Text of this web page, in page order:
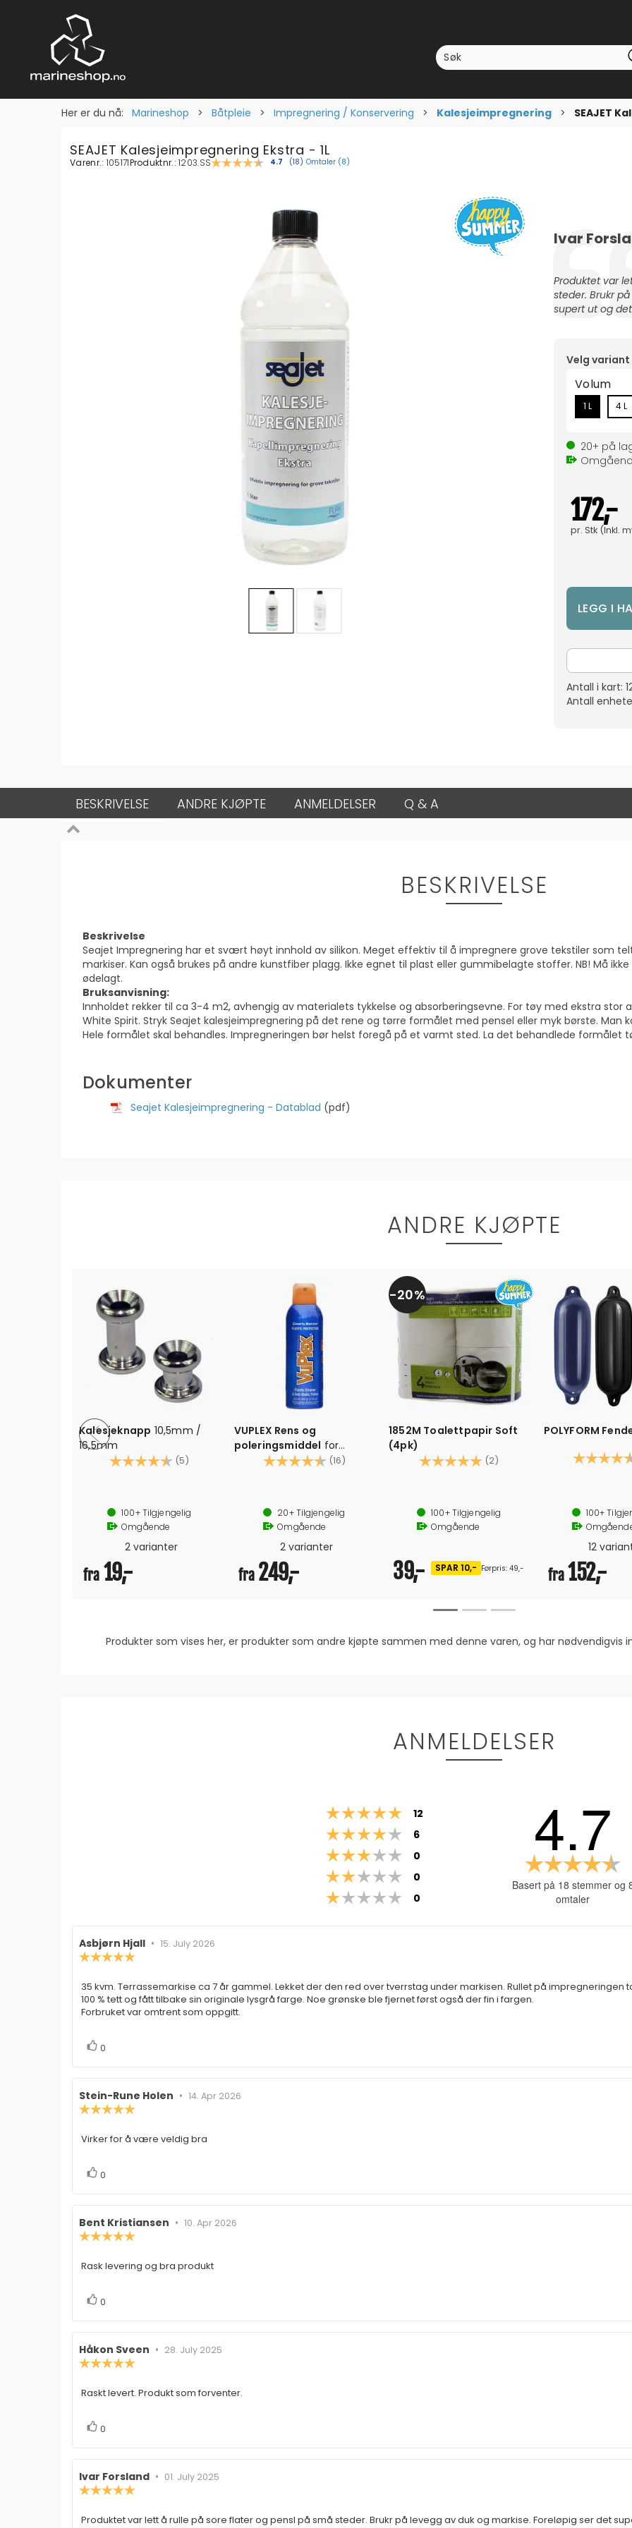
Her er du nå: Marineshop > Båtpleie > Impregnering / Konservering > Kalesjeimpregnering > SEAJET
SEAJET Kalesjeimpregnering Ekstra - 1L
Varenr.: 105171Produktnr.:1203.SS Gjennomsnittskarakter:
4.7 (stemmer:
18) Omtaler (8)
Testimonial
Forfatter:
Ivar
Tekst:
Produktet var
steder. Brukr
supert ut og
Velg variant
Volum
1 L 4 L
20+ på
172,-
pr. Stk(Inkl.
Antall i kart:
Antall
BESKRIVELSE ANDRE KJØPTE ANMELDELSER Q & A
BESKRIVELSE
Beskrivelse
Seajet Impregnering har et svært høyt innhold av silikon. Meget effektiv til å impregnere grove tekstiler som
markiser. Kan også brukes på andre kunstfiber plagg. Ikke egnet til plast eller gummibelagte stoffer. NB! Må
ødelagt.
Bruksanvisning:
Innholdet rekker til ca 3-4 m2, avhengig av materialets tykkelse og absorberingsevne. For tøy med ekstra stor
White Spirit. Stryk Seajet kalesjeimpregnering på det rene og tørre formålet med pensel eller myk børste. Man
Hele formålet skal behandles. Impregneringen bør helst foregå på et varmt sted. La det behandlede formålet
Dokumenter
Seajet Kalesjeimpregnering - Datablad (pdf)
ANDRE KJØPTE
Kalesjeknapp 10,5mm /
16,5mm
Karakter:
(5) 4.6 av 5 mulige
100+Tilgjengelig
Omgående
2 varianter
fra 19,-
VUPLEX Rens og
poleringsmiddel for
plastruter, kalesjevinduer
Karakter: (16) 4.7 av 5 mulige
Kalesjerute, vindskjerm, plastvindu, dekksluke m.m
2 størrelser
20+Tilgjengelig
Omgående
2 varianter
fra249,-
20%
1852M Toalettpapir Soft
(4pk)
Karakter:
(2) 5.0 av 5 mulige
Tørk på 10 x 10 cm
150 gram per rull
500 tørk per rull.
100+Tilgjengelig
Omgående
39,- SPAR 10,- Førpris: 49,-
POLYFORM
Karakter:
Anbefalt trykk: 0,15 bar/2 psi (bør
100+
12
fra152,-
Produkter som vises her, er produkter som andre kjøpte sammen med denne varen, og har
ANMELDELSER
Karakter: 5 av 5 mulige
12
Karakter: 4 av 5 mulige
6
Karakter: 3 av 5 mulige
0
Karakter: 2 av 5 mulige
0
Karakter: 1 av 5 mulige
0
4.7
Basert på 18 stemmer og
omtaler
Forfatter:
Asbjørn Hjall • Omtaledato:
15. July 2026
5
mulige
Omtaletekst:
35 kvm. Terrassemarkise ca 7 år gammel. Lekket der den red over tverrstag under markisen. Rullet på impregneringen
100 % tett og fått tilbake sin originale lysgrå farge. Noe grønske ble fjernet først også der fin i fargen.
Forbruket var omtrent som oppgitt.
Liker
0
Forfatter:
Stein-Rune Holen • Omtaledato:
14. Apr 2026
5
Omtaletekst:
Virker for å være veldig bra
Liker
0
Forfatter:
Bent Kristiansen • Omtaledato:
10. Apr 2026
5
Omtaletekst:
Rask levering og bra produkt
Liker
0
Forfatter:
Håkon Sveen • Omtaledato:
28. July 2025
5
Omtaletekst:
Raskt levert. Produkt som forventer.
Liker
0
Forfatter:
Ivar Forsland • Omtaledato:
01. July 2025
5
Omtaletekst:
Produktet var lett å rulle på sore flater og pensl på små steder. Brukr på levegg av duk og markise. Foreløpig ser det